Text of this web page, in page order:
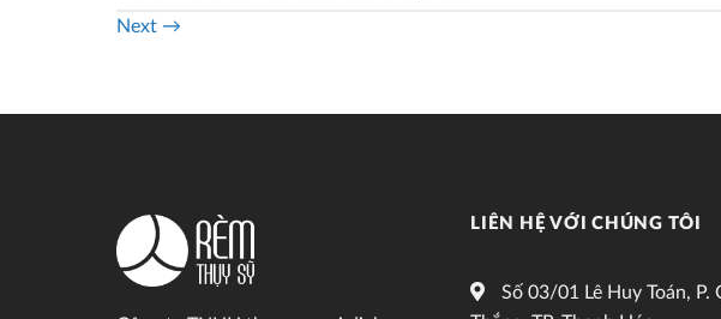
Next →
LIÊN HỆ VỚI CHÚNG TÔI
Số 03/01 Lê Huy Toán, P.